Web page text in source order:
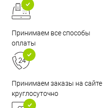
Принимаем все способы
оплаты
Принимаем заказы на сайте
круглосуточно